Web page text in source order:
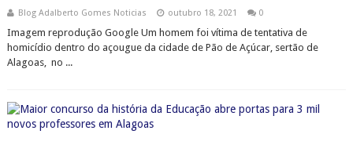
Blog Adalberto Gomes Noticias outubro 18, 2021 0
Imagem reprodução Google Um homem foi vítima de tentativa de
homicídio dentro do açougue da cidade de Pão de Açúcar, sertão de
Alagoas, no ...